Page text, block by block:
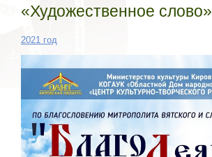
«Художественное слово»
2021 год